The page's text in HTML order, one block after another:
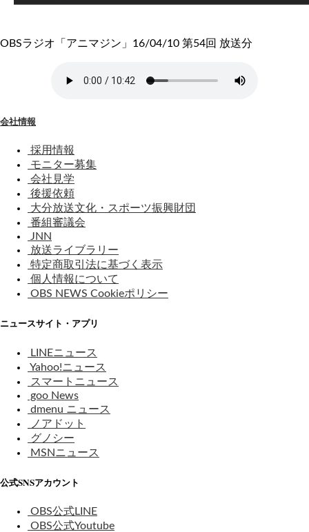
OBSラジオ「アニマジン」16/04/10 第54回 放送分
会社情報
採用情報
モニター募集
会社見学
後援依頼
大分放送文化・スポーツ振興財団
番組審議会
JNN
放送ライブラリー
特定商取引法に基づく表示
個人情報について
OBS NEWS Cookieポリシー
ニュースサイト・アプリ
LINEニュース
Yahoo!ニュース
スマートニュース
goo News
dmenu ニュース
ノアドット
グノシー
MSNニュース
公式SNSアカウント
OBS公式LINE
OBS公式Youtube